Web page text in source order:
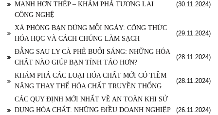
MẠNH HƠN THÉP – KHÁM PHÁ TƯƠNG LAI
CÔNG NGHỆ
(30.11.2024)
XÀ PHÒNG BẠN DÙNG MỖI NGÀY: CÔNG THỨC
HÓA HỌC VÀ CÁCH CHÚNG LÀM SẠCH
(29.11.2024)
ĐẰNG SAU LY CÀ PHÊ BUỔI SÁNG: NHỮNG HÓA
CHẤT NÀO GIÚP BẠN TỈNH TÁO HƠN?
(28.11.2024)
KHÁM PHÁ CÁC LOẠI HÓA CHẤT MỚI CÓ TIỀM
NĂNG THAY THẾ HÓA CHẤT TRUYỀN THỐNG
(28.11.2024)
CÁC QUY ĐỊNH MỚI NHẤT VỀ AN TOÀN KHI SỬ
DỤNG HÓA CHẤT: NHỮNG ĐIỀU DOANH NGHIỆP
(26.11.2024)